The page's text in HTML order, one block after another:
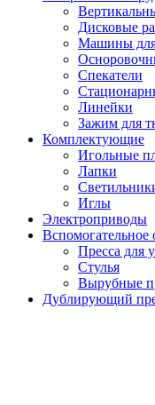
Дисковые
Машины для
Спекатели
Линейки
Зажим для
Комплектующие
Игольные
Лапки
Иглы
Электроприводы
Вспомогательное
Пресса для
Стулья
Вырубные
Дублирующий